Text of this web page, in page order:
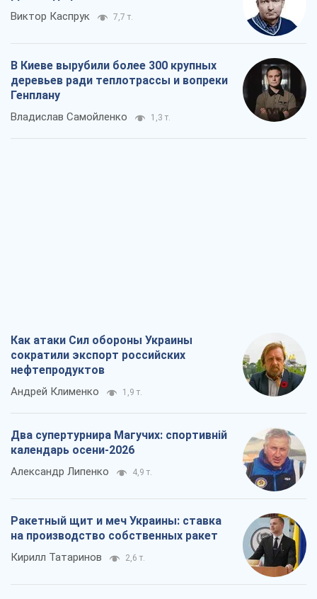
Виктор Каспрук 7,7 т.
В Киеве вырубили более 300 крупных
деревьев ради теплотрассы и вопреки
Генплану
Владислав Самойленко 1,3 т.
Как атаки Сил обороны Украины
сократили экспорт российских
нефтепродуктов
Андрей Клименко 1,9 т.
Два супертурнира Магучих: спортивній
календарь осени-2026
Александр Липенко 4,9 т.
Ракетный щит и меч Украины: ставка
на производство собственных ракет
Кирилл Татаринов 2,6 т.